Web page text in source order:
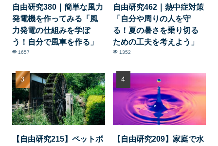
自由研究380｜簡単な風力
発電機を作ってみる「風
力発電の仕組みを学ぼ
う！自分で風車を作る」
1657
自由研究462｜熱中症対策
「自分や周りの人を守
る！夏の暑さを乗り切る
ための工夫を考えよう」
1352
【自由研究215】ペットボ
【自由研究209】家庭で水